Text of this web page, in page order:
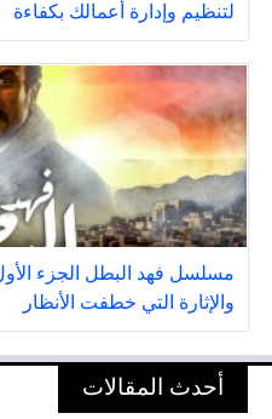
لتنظيم وإدارة أعمالك بكفاءة
مسلسل فهد البطل الجزء
والإثارة التي خطفت الأنظار
أحدث المقالات